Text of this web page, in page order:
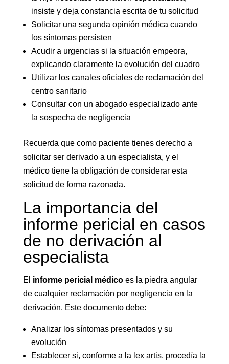
insiste y deja constancia escrita de tu solicitud
Solicitar una segunda opinión médica cuando
los síntomas persisten
Acudir a urgencias si la situación empeora,
explicando claramente la evolución del cuadro
Utilizar los canales oficiales de reclamación del
centro sanitario
Consultar con un abogado especializado ante
la sospecha de negligencia
Recuerda que como paciente tienes derecho a
solicitar ser derivado a un especialista, y el
médico tiene la obligación de considerar esta
solicitud de forma razonada.
La importancia del
informe pericial en casos
de no derivación al
especialista
El informe pericial médicoes la piedra angular
de cualquier reclamación por negligencia en la
derivación. Este documento debe:
Analizar los síntomas presentados y su
evolución
Establecer si, conforme a la lex artis, procedía la